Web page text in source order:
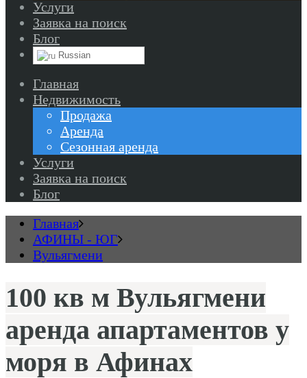
Услуги
Заявка на поиск
Блог
Russian
Главная
Недвижимость
Продажа
Аренда
Сезонная аренда
Услуги
Заявка на поиск
Блог
Главная
АФИНЫ - ЮГ
Вульягмени
100 кв м Вульягмени
аренда апартаментов у
моря в Афинах